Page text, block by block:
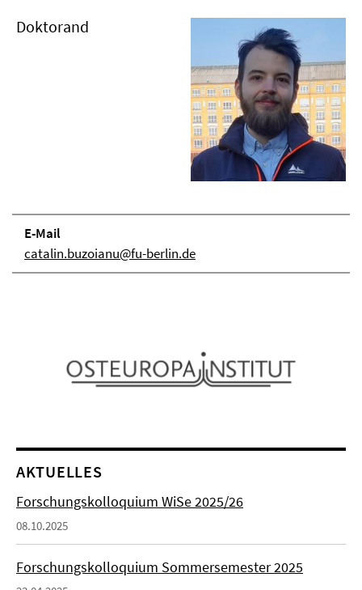
Doktorand
E-Mail
catalin.buzoianu@fu-berlin.de
AKTUELLES
Forschungskolloquium WiSe 2025/26
08.10.2025
Forschungskolloquium Sommersemester 2025